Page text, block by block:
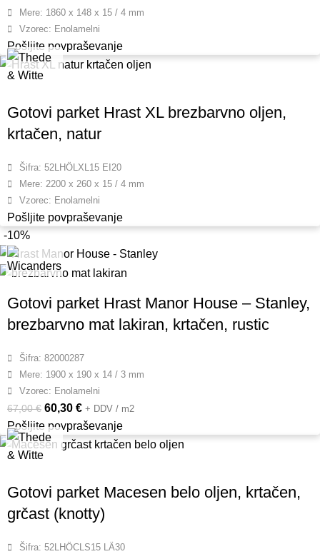
Mere: 1860 x 148 x 15 / 4 mm
Vzorec: Enolamelni
Pošljite povpraševanje
Gotovi parket Hrast XL brezbarvno oljen,
krtačen, natur
Šifra: 52LHÖLXL15 EI20
Mere: 2200 x 260 x 15 / 4 mm
Vzorec: Enolamelni
Pošljite povpraševanje
-10%
Gotovi parket Hrast Manor House – Stanley,
brezbarvno mat lakiran, krtačen, rustic
Šifra: 82000287
Mere: 1900 x 190 x 14 / 3 mm
Vzorec: Enolamelni
67,00€ 60,30 € + DDV / m2
Pošljite povpraševanje
Gotovi parket Macesen belo oljen, krtačen,
grčast (knotty)
Šifra: 52LHÖCLS15 LÄ30